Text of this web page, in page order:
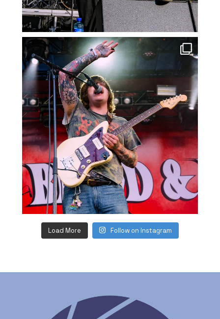
Load More Follow on Instagram